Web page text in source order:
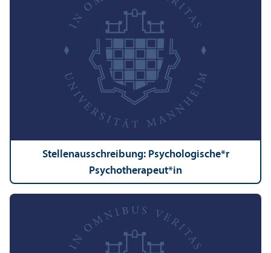
Stellen­ausschreibung: Psychologische*r
Psychotherapeut*in